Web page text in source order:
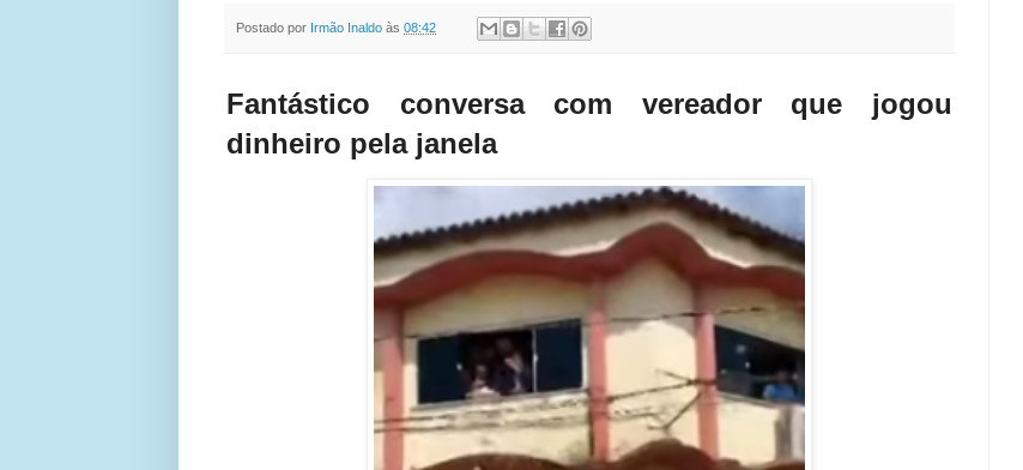
Postado por Irmão Inaldo às 08:42
Fantástico conversa com vereador que jogou
dinheiro pela janela